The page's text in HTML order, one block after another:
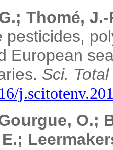
Thomé,
pesticides,
European
Sci.
O.;